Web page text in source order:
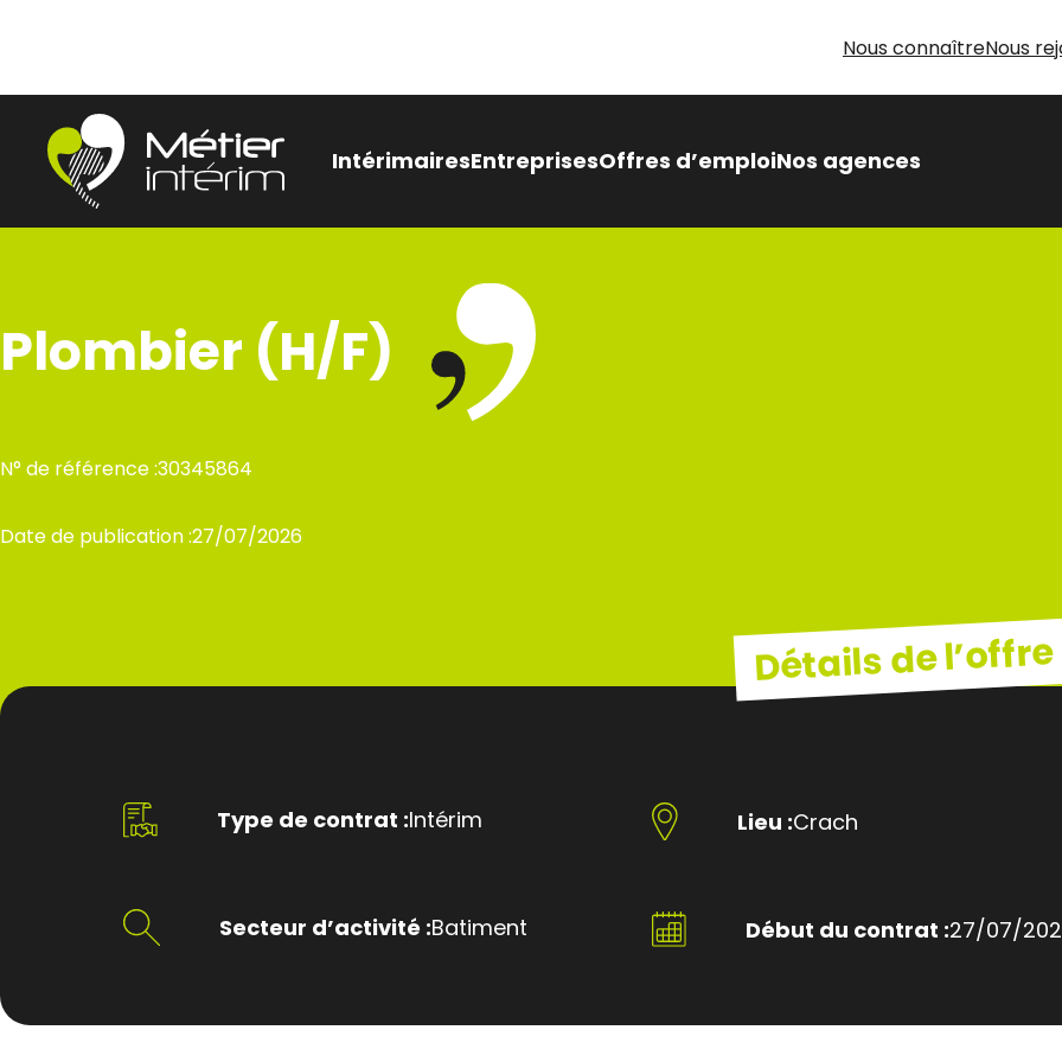
Nous connaîtreNous
Intérimaires
Être Intérimaire Métier Intérim
Nos avantages,
pensés pour vous
Besoin d’aide pour votre
recherche d’emploi
EntreprisesOffres d’emploiNos agences
Plombier (H/F)
N° de référence :30345864
Date de publication :27/07/2026
Détails de l’offre
Type de contrat :Intérim
Secteur d’activité :Batiment
Lieu :Crach
Début du contrat :27/07/